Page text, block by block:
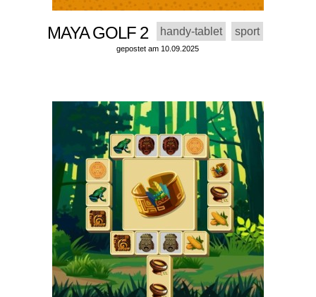
MAYA GOLF 2 handy-tablet sport
gepostet am 10.09.2025